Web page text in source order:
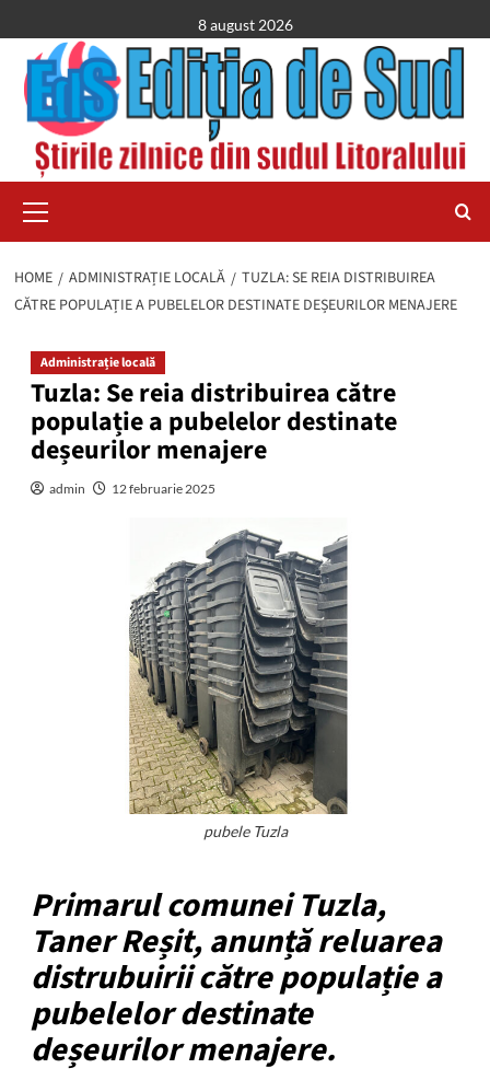
to
content
8 august 2026
Menu
HOME ADMINISTRAȚIE LOCALĂ
TUZLA: SE REIA DISTRIBUIREA
CĂTRE POPULAȚIE A PUBELELOR DESTINATE DEȘEURILOR MENAJERE
Administrație locală
Tuzla: Se reia distribuirea către
populație a pubelelor destinate
deșeurilor menajere
admin 12 februarie 2025
pubele Tuzla
Primarul comunei Tuzla,
Taner Reșit, anunță reluarea
distrubuirii către populație a
pubelelor destinate
deșeurilor menajere.